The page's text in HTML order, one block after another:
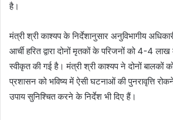
है।
मंत्री श्री काश्यप के निर्देशानुसार अनुविभागीय
आर्ची हरित द्वारा दोनों मृतकों के परिजनों को 4-4
स्वीकृत की गई है। मंत्री श्री काश्यप ने दोनों बालकों
प्रशासन को भविष्य में ऐसी घटनाओं की पुनरावृत्ति
उपाय सुनिश्चित करने के निर्देश भी दिए हैं।